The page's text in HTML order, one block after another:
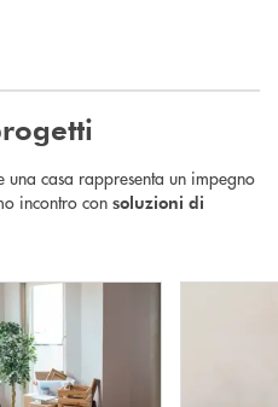
casa rappresenta un impegno
incontro con soluzioni di
l'acquisto, la costruzione e